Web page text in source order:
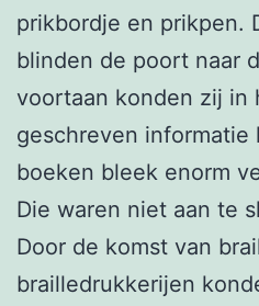
prikbordje en prikpen.
blinden de poort naar
voortaan konden zij in
geschreven informatie
boeken bleek enorm
Die waren niet aan te
Door de komst van
brailledrukkerijen